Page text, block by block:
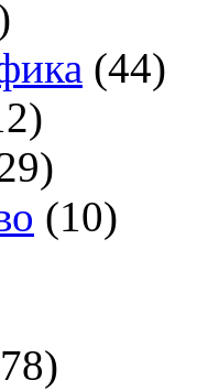
(44)
(10)